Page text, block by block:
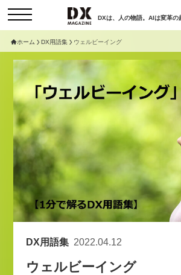
DXは、人の物語。AIは変革の
コラム
セミナー ニュース
サービスメニュー 日本オム
トップページ
サイトマップ
お問い合わせ
個人情報保護法について
採用情報
検索
現在開催予定のセミナ
【8/12開催】
数値化する」～
基準と、終活
学ぶ資金調達
2026-06-10
ホーム DX用語集 ウェルビーイング
DX用語集 2022.04.12
ウェルビーイング